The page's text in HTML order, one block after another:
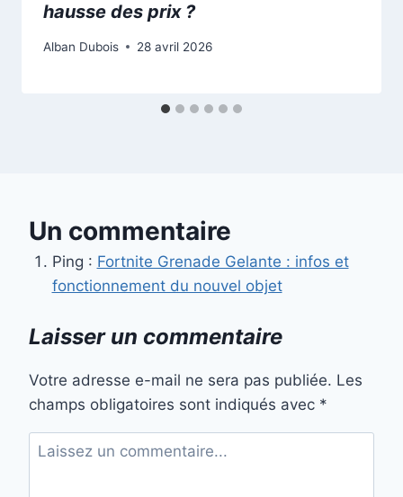
hausse des prix ?
Alban Dubois 28 avril 2026
Un commentaire
Ping : Fortnite Grenade Gelante : infos et
fonctionnement du nouvel objet
Laisser un commentaire
Votre adresse e-mail ne sera pas publiée. Les
champs obligatoires sont indiqués avec *